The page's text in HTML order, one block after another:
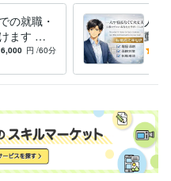
レッドシート:4年
月
の就職・
ます 日
功させる
6,000 円 /60分
人事
動を
なた
す